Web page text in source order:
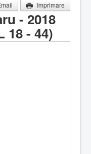
Imprimare
- 2018
18 - 44)